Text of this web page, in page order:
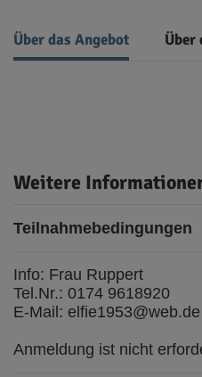
Über das Angebot Über
Weitere
Teilnahmebedingungen
Info: Frau Ruppert
Tel.Nr.: 0174 9618920
E-Mail: elfie1953@web.de
Anmeldung ist nicht